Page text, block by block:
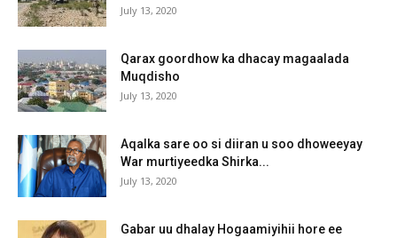
July 13, 2020
Qarax goordhow ka dhacay magaalada
Muqdisho
July 13, 2020
Aqalka sare oo si diiran u soo dhoweeyay
War murtiyeedka Shirka...
July 13, 2020
Gabar uu dhalay Hogaamiyihii hore ee